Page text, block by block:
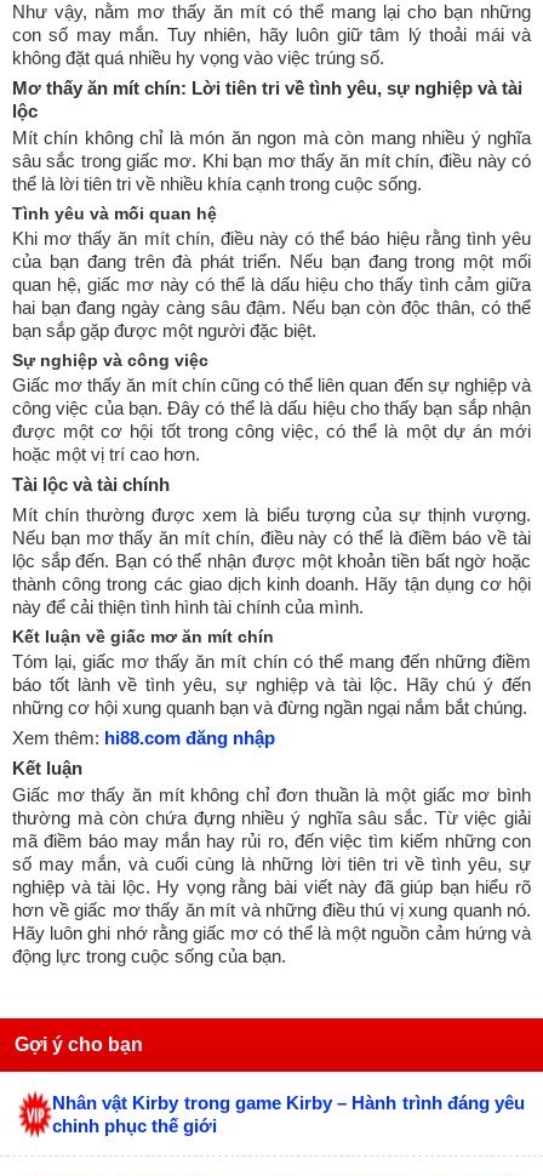
Như vậy, nằm mơ thấy ăn mít có thể mang lại cho bạn những
con số may mắn. Tuy nhiên, hãy luôn giữ tâm lý thoải mái và
không đặt quá nhiều hy vọng vào việc trúng số.
Mơ thấy ăn mít chín: Lời tiên tri về tình yêu, sự nghiệp và tài
lộc
Mít chín không chỉ là món ăn ngon mà còn mang nhiều ý nghĩa
sâu sắc trong giấc mơ. Khi bạn mơ thấy ăn mít chín, điều này có
thể là lời tiên tri về nhiều khía cạnh trong cuộc sống.
Tình yêu và mối quan hệ
Khi mơ thấy ăn mít chín, điều này có thể báo hiệu rằng tình yêu
của bạn đang trên đà phát triển. Nếu bạn đang trong một mối
quan hệ, giấc mơ này có thể là dấu hiệu cho thấy tình cảm giữa
hai bạn đang ngày càng sâu đậm. Nếu bạn còn độc thân, có thể
bạn sắp gặp được một người đặc biệt.
Sự nghiệp và công việc
Giấc mơ thấy ăn mít chín cũng có thể liên quan đến sự nghiệp và
công việc của bạn. Đây có thể là dấu hiệu cho thấy bạn sắp nhận
được một cơ hội tốt trong công việc, có thể là một dự án mới
hoặc một vị trí cao hơn.
Tài lộc và tài chính
Mít chín thường được xem là biểu tượng của sự thịnh vượng.
Nếu bạn mơ thấy ăn mít chín, điều này có thể là điềm báo về tài
lộc sắp đến. Bạn có thể nhận được một khoản tiền bất ngờ hoặc
thành công trong các giao dịch kinh doanh. Hãy tận dụng cơ hội
này để cải thiện tình hình tài chính của mình.
Kết luận về giấc mơ ăn mít chín
Tóm lại, giấc mơ thấy ăn mít chín có thể mang đến những điềm
báo tốt lành về tình yêu, sự nghiệp và tài lộc. Hãy chú ý đến
những cơ hội xung quanh bạn và đừng ngần ngại nắm bắt chúng.
Xem thêm: hi88.com đăng nhập
Kết luận
Giấc mơ thấy ăn mít không chỉ đơn thuần là một giấc mơ bình
thường mà còn chứa đựng nhiều ý nghĩa sâu sắc. Từ việc giải
mã điềm báo may mắn hay rủi ro, đến việc tìm kiếm những con
số may mắn, và cuối cùng là những lời tiên tri về tình yêu, sự
nghiệp và tài lộc. Hy vọng rằng bài viết này đã giúp bạn hiểu rõ
hơn về giấc mơ thấy ăn mít và những điều thú vị xung quanh nó.
Hãy luôn ghi nhớ rằng giấc mơ có thể là một nguồn cảm hứng và
động lực trong cuộc sống của bạn.
Gợi ý cho bạn
Nhân vật Kirby trong game Kirby – Hành trình đáng yêu
chinh phục thế giới